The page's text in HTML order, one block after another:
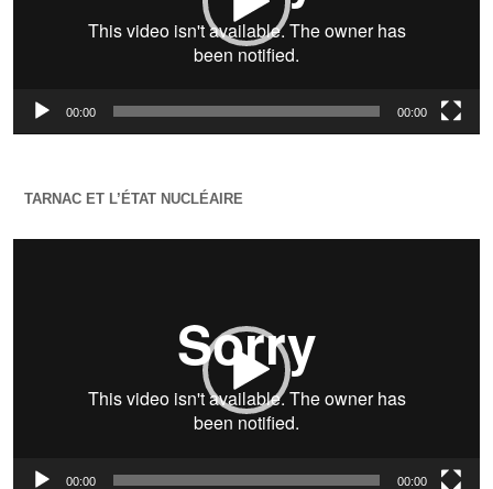
00:00 00:00
TARNAC ET L’ÉTAT NUCLÉAIRE
00:00 00:00